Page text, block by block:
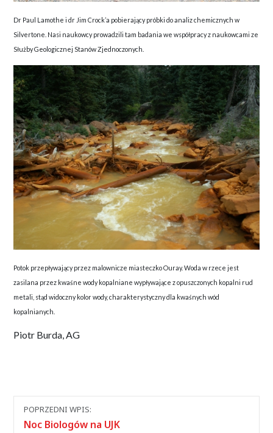
Dr Paul Lamothe i dr Jim Crock’a pobierający próbki do analiz chemicznych w
Silvertone. Nasi naukowcy prowadzili tam badania we współpracy z naukowcami ze
Służby Geologicznej Stanów Zjednoczonych.
Potok przepływający przez malownicze miasteczko Ouray. Woda w rzece jest
zasilana przez kwaśne wody kopalniane wypływające z opuszczonych kopalni rud
metali, stąd widoczny kolor wody, charakterystyczny dla kwaśnych wód
kopalnianych.
Piotr Burda, AG
Nawigacja
między
POPRZEDNI WPIS:
Noc Biologów na UJK